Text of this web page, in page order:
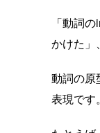
「動詞
かけた」、
動詞の原
表現です。